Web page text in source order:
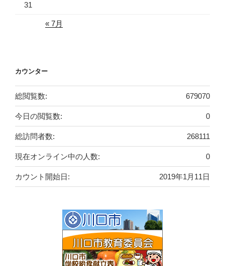
31
« 7月
カウンター
679070
総閲覧数:
0
今日の閲覧数:
268111
総訪問者数:
0
現在オンライン中の人数:
2019年1月11日
カウント開始日: